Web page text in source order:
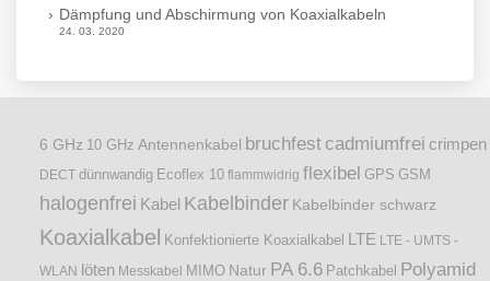
Dämpfung und Abschirmung von Koaxialkabeln
24. 03. 2020
6 GHz 10 GHz Antennenkabel bruchfest cadmiumfrei crimpen
DECT dünnwandig Ecoflex 10 flammwidrig flexibel GPS GSM
halogenfrei Kabel Kabelbinder Kabelbinder schwarz
Koaxialkabel Konfektionierte Koaxialkabel LTE LTE - UMTS -
WLAN löten Messkabel MIMO Natur PA 6.6 Patchkabel Polyamid